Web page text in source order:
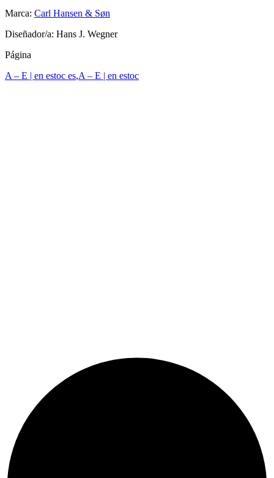
Marca: Carl Hansen & Søn
Diseñador/a: Hans J. Wegner
Página
A – E | en estoc es,A – E | en estoc